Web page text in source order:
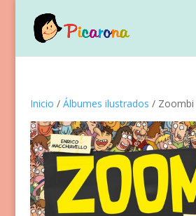
Inicio / Álbumes ilustrados / Zoombi